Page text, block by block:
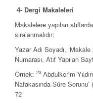
4- Dergi Makaleleri
Makalelere yapılan
sıralanmalıdır:
Yazar Adı Soyadı,
Numarası, Atıf Yapılan
Örnek: 23 Abdulkerim
Nafakasında Süre
72